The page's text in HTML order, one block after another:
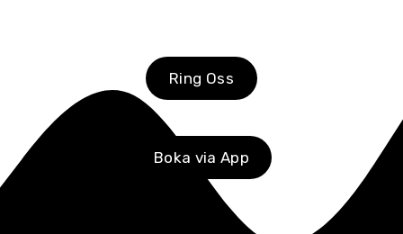
Ring Oss
Boka via App